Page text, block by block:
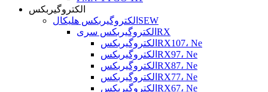
الکتروگیربکس
الکتروگیربکس هلیکالSEW
الکتروگیربکس سریRX
الکتروگیربکسRX107، Ne
الکتروگیربکسRX97، Ne
الکتروگیربکسRX87، Ne
الکتروگیربکسRX77، Ne
الکتروگیربکسRX67، Ne